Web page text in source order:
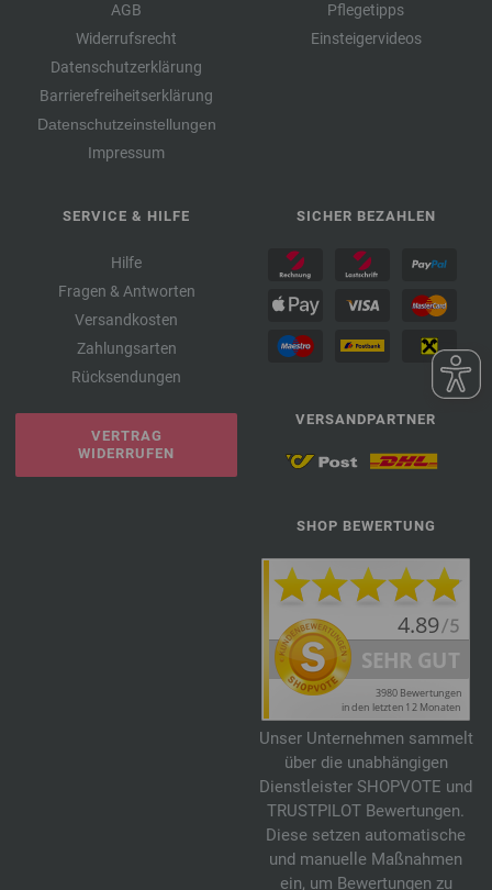
AGB
Widerrufsrecht
Datenschutzerklärung
Barrierefreiheitserklärung
Datenschutzeinstellungen
Impressum
Pflegetipps
Einsteigervideos
SERVICE & HILFE
Hilfe
Fragen & Antworten
Versandkosten
Zahlungsarten
Rücksendungen
VERTRAG
WIDERRUFEN
SICHER BEZAHLEN
VERSANDPARTNER
SHOP BEWERTUNG
Unser Unternehmen sammelt
über die unabhängigen
Dienstleister SHOPVOTE und
TRUSTPILOT Bewertungen.
Diese setzen automatische
und manuelle Maßnahmen
ein, um Bewertungen zu